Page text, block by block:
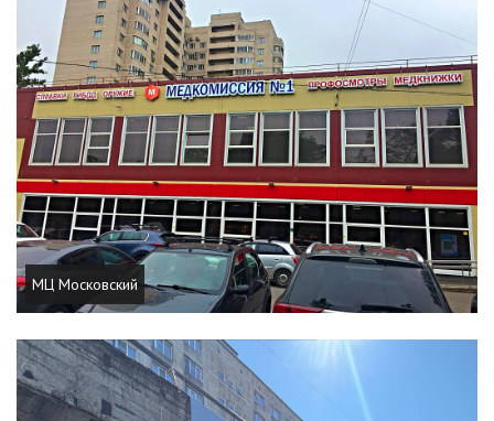
МЦ Московский